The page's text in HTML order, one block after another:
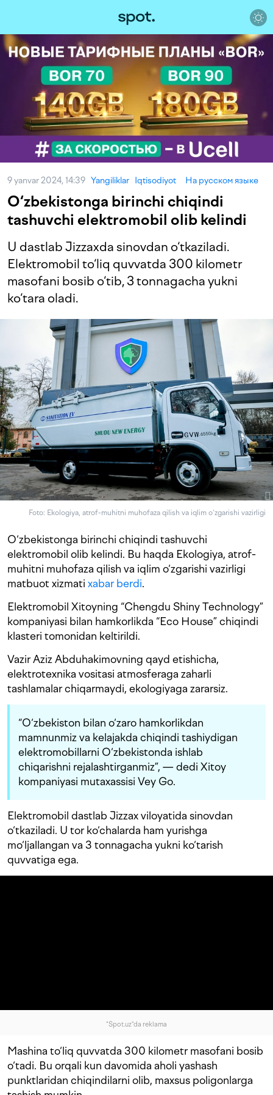
9 yanvar 2024, 14:39 Yangiliklar Iqtisodiyot На русском языке
O‘zbekistonga birinchi chiqindi
tashuvchi elektromobil olib kelindi
U dastlab Jizzaxda sinovdan o‘tkaziladi.
Elektromobil to‘liq quvvatda 300 kilometr
masofani bosib o‘tib, 3 tonnagacha yukni
ko‘tara oladi.
Foto: Ekologiya, atrof-muhitni muhofaza qilish va iqlim o‘zgarishi vazirligi
O‘zbekistonga birinchi chiqindi tashuvchi
elektromobil olib kelindi. Bu haqda Ekologiya, atrof-
muhitni muhofaza qilish va iqlim o‘zgarishi vazirligi
matbuot xizmati xabar berdi.
Elektromobil Xitoyning “Chengdu Shiny Technology”
kompaniyasi bilan hamkorlikda “Eco House” chiqindi
klasteri tomonidan keltirildi.
Vazir Aziz Abduhakimovning qayd etishicha,
elektrotexnika vositasi atmosferaga zaharli
tashlamalar chiqarmaydi, ekologiyaga zararsiz.
“O‘zbekiston bilan o‘zaro hamkorlikdan
mamnunmiz va kelajakda chiqindi tashiydigan
elektromobillarni O‘zbekistonda ishlab
chiqarishni rejalashtirganmiz”, — dedi Xitoy
kompaniyasi mutaxassisi Vey Go.
Elektromobil dastlab Jizzax viloyatida sinovdan
o‘tkaziladi. U tor ko‘chalarda ham yurishga
mo‘ljallangan va 3 tonnagacha yukni ko‘tarish
quvvatiga ega.
"Spot.uz"da reklama
Mashina to‘liq quvvatda 300 kilometr masofani bosib
o‘tadi. Bu orqali kun davomida aholi yashash
punktlaridan chiqindilarni olib, maxsus poligonlarga